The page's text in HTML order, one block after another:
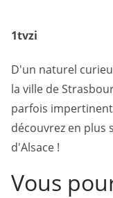
1tvzi
D'un naturel
la ville de
parfois
découvrez en plus
d'Alsace !
Vous